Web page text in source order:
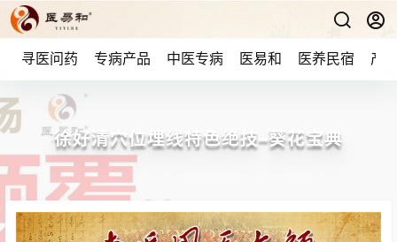
寻医问药 专病产品 中医专病 医易和 医养民宿 产
徐好清穴位埋线特色绝技–葵花宝典